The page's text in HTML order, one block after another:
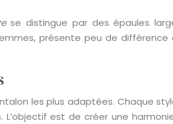
se distingue par des épaules
présente peu de différence
les plus adaptées. Chaque
est de créer une